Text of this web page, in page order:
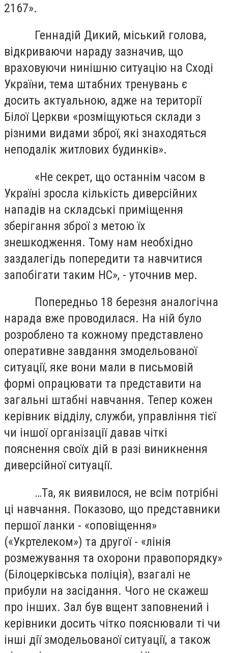
2167».
Геннадій Дикий, міський голова,
відкриваючи нараду зазначив, що
враховуючи нинішню ситуацію на Сході
України, тема штабних тренувань є
досить актуальною, адже на території
Білої Церкви «розміщуються склади з
різними видами зброї, які знаходяться
неподалік житлових будинків».
«Не секрет, що останнім часом в
Україні зросла кількість диверсійних
нападів на складські приміщення
зберігання зброї з метою їх
знешкодження. Тому нам необхідно
заздалегідь попередити та навчитися
запобігати таким НС», - уточнив мер.
Попередньо 18 березня аналогічна
нарада вже проводилася. На ній було
розроблено та кожному представлено
оперативне завдання змодельованої
ситуації, яке вони мали в письмовій
формі опрацювати та представити на
загальні штабні навчання. Тепер кожен
керівник відділу, служби, управління тієї
чи іншої організації давав чіткі
пояснення своїх дій в разі виникнення
диверсійної ситуації.
…Та, як виявилося, не всім потрібні
ці навчання. Показово, що представники
першої ланки - «оповіщення»
(«Укртелеком») та другої - «лінія
розмежування та охорони правопорядку»
(Білоцерківська поліція), взагалі не
прибули на засідання. Чого не скажеш
про інших. Зал був вщент заповнений і
керівники досить чітко пояснювали ті чи
інші дії змодельованої ситуації, а також